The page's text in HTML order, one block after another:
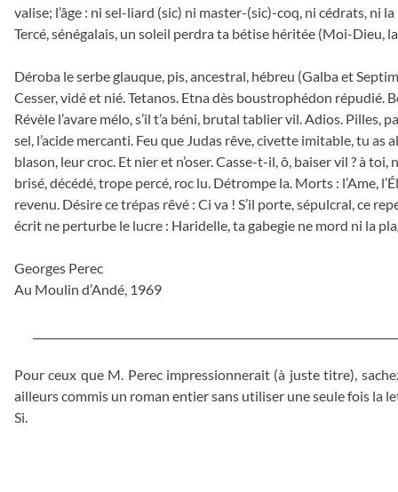
valise; l’âge : ni sel-liard (sic) ni master-(sic)-coq, ni cédrats, ni
Tercé, sénégalais, un soleil perdra ta bétise héritée (Moi-Dieu,
Déroba le serbe glauque, pis, ancestral, hébreu (Galba et
Cesser, vidé et nié. Tetanos. Etna dès boustrophédon répudié.
Révèle l’avare mélo, s’il t’a béni, brutal tablier vil. Adios. Pilles,
sel, l’acide mercanti. Feu que Judas rêve, civette imitable, tu as
blason, leur croc. Et nier et n’oser. Casse-t-il, ô, baiser vil ? à toi,
brisé, décédé, trope percé, roc lu. Détrompe la. Morts : l’Ame,
revenu. Désire ce trépas rêvé : Ci va ! S’il porte, sépulcral, ce
écrit ne perturbe le lucre : Haridelle, ta gabegie ne mord ni la
Georges Perec
Au Moulin d’Andé, 1969
Pour ceux que M. Perec impressionnerait (à juste titre),
ailleurs commis un roman entier sans utiliser une seule fois la
Si.